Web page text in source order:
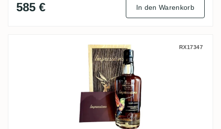
585 € In den Warenkorb
CoR Caroni Impressions (Selected by
RX17347